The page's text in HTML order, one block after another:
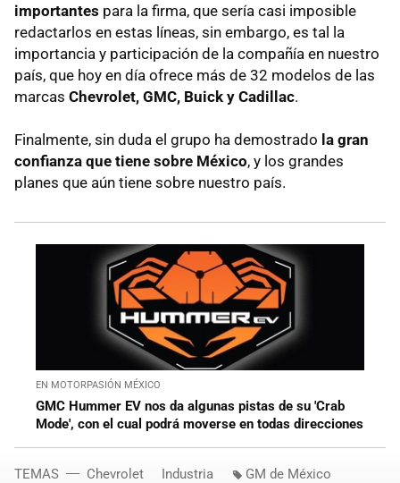
importantes para la firma, que sería casi imposible
redactarlos en estas líneas, sin embargo, es tal la
importancia y participación de la compañía en nuestro
país, que hoy en día ofrece más de 32 modelos de las
marcas Chevrolet, GMC, Buick y Cadillac.
Finalmente, sin duda el grupo ha demostrado la gran
confianza que tiene sobre México, y los grandes
planes que aún tiene sobre nuestro país.
EN MOTORPASIÓN MÉXICO
GMC Hummer EV nos da algunas pistas de su 'Crab
Mode', con el cual podrá moverse en todas direcciones
TEMAS Chevrolet Industria GM de México